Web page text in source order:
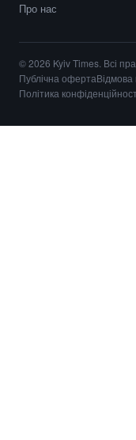
Про нас
© 2026 Kyiv Times. Всі
Публічна офертаВідмова
Політика